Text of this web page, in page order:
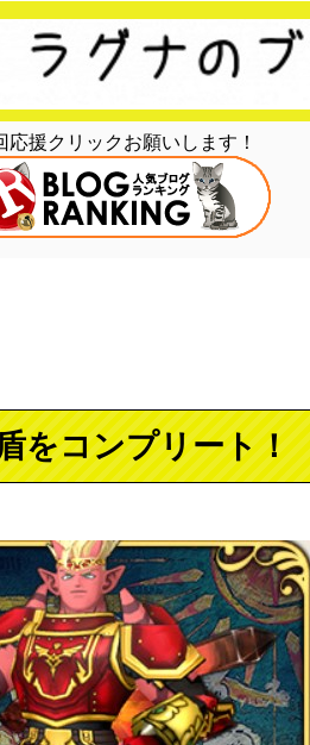
応援クリックお願いします！
をコンプリート！